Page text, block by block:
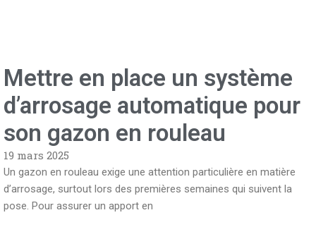
Mettre en place un système
d’arrosage automatique pour
son gazon en rouleau
19 mars 2025
Un gazon en rouleau exige une attention particulière en matière
d’arrosage, surtout lors des premières semaines qui suivent la
pose. Pour assurer un apport en